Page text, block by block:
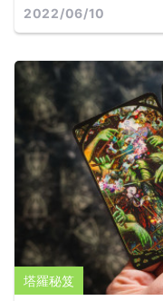
自己的心靈運作有更
2022/06/10
塔羅秘笈